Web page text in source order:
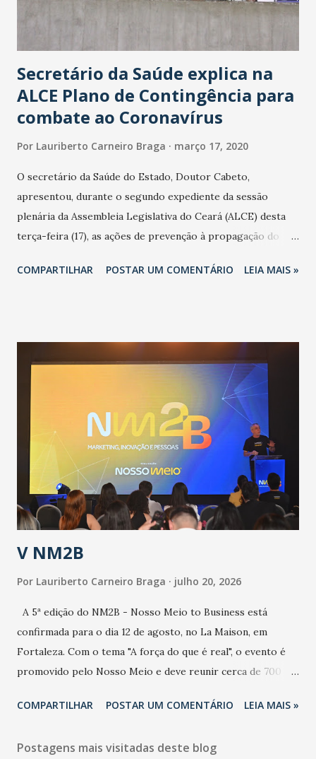
Secretário da Saúde explica na
ALCE Plano de Contingência para
combate ao Coronavírus
Por Lauriberto Carneiro Braga março 17, 2020
O secretário da Saúde do Estado, Doutor Cabeto,
apresentou, durante o segundo expediente da sessão
plenária da Assembleia Legislativa do Ceará (ALCE) desta
terça-feira (17), as ações de prevenção à propagação do
adotadas pelo Governo do Estado na contenção da
população suspeita e de cuidados com os ambientes
públicos e domiciliares. “Nós não estamos vivendo uma
epidemia comum, como temos em todos os anos, com
aumento de casos de dengue, influenza ou H1N1. Trata-se
de uma epidemia com um vírus diferente, com um poder de
contaminação maior que outros coronavírus”, apontou o
secretário. Segundo ele, é uma epidemia com chance de
contaminação alta, podendo gerar um grande risco à
população e ao sistema de saúde. “Precisamos saber fazer a
estratificação do risco da doença, para não so...
COMPARTILHAR POSTAR UM COMENTÁRIO LEIA MAIS »
V NM2B
Por Lauriberto Carneiro Braga julho 20, 2026
A 5ª edição do NM2B - Nosso Meio to Business está
confirmada para o dia 12 de agosto, no La Maison, em
Fortaleza. Com o tema "A força do que é real", o evento é
promovido pelo Nosso Meio e deve reunir cerca de 700
e lideranças do Mercado Nacional. Desde 2022, o NM2B
de negócios do Nordeste, reunindo profissionais de marcas
COMPARTILHAR POSTAR UM COMENTÁRIO LEIA MAIS »
Postagens mais visitadas deste blog